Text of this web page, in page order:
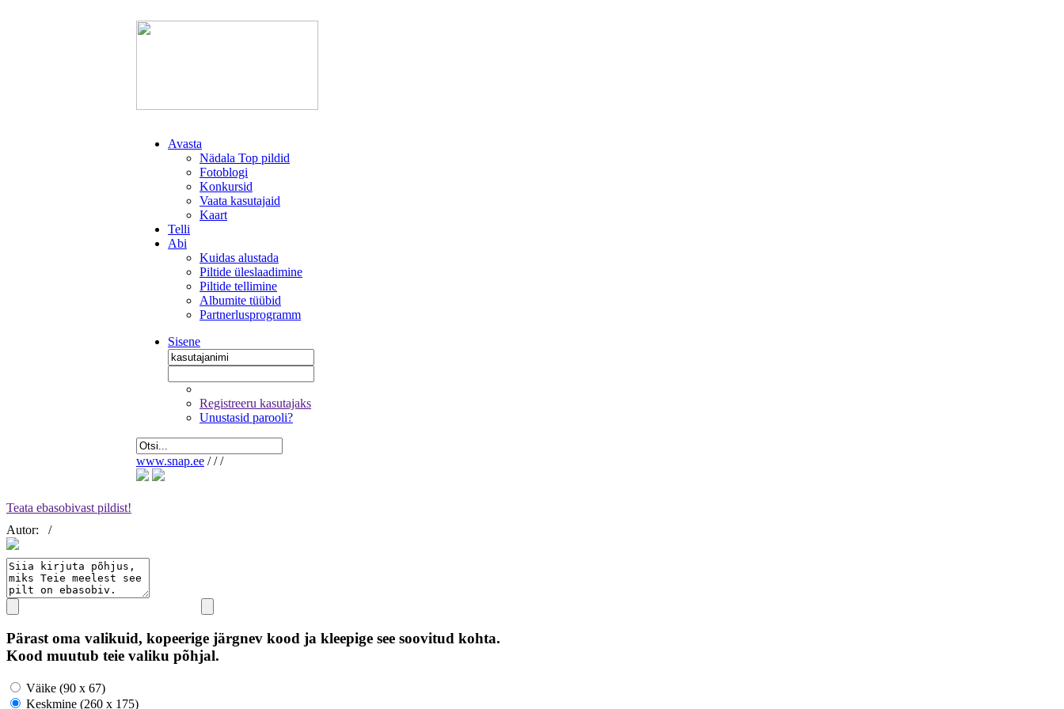
Avasta
Nädala Top pildid
Fotoblogi
Konkursid
Vaata kasutajaid
Kaart
Telli
Abi
Kuidas alustada
Piltide üleslaadimine
Piltide tellimine
Albumite tüübid
Partnerlusprogramm
Sisene
Registreeru kasutajaks
Unustasid parooli?
www.snap.ee / / /
Teata ebasobivast pildist!
Autor:
/
Pärast oma valikuid, kopeerige järgnev kood ja kleepige see soovitud kohta.
Kood muutub teie valiku põhjal.
Väike (90 x 67)
Keskmine (260 x 175)